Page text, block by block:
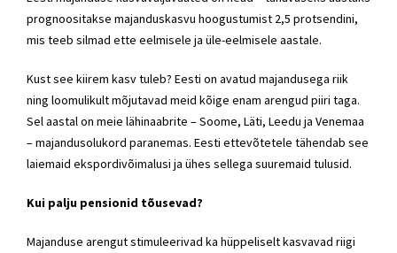
prognoositakse majanduskasvu hoogustumist 2,5 protsendini,
mis teeb silmad ette eelmisele ja üle-eelmisele aastale.
Kust see kiirem kasv tuleb? Eesti on avatud majandusega riik
ning loomulikult mõjutavad meid kõige enam arengud piiri taga.
Sel aastal on meie lähinaabrite – Soome, Läti, Leedu ja Venemaa
– majandusolukord paranemas. Eesti ettevõtetele tähendab see
laiemaid ekspordivõimalusi ja ühes sellega suuremaid tulusid.
Kui palju pensionid tõusevad?
Majanduse arengut stimuleerivad ka hüppeliselt kasvavad riigi